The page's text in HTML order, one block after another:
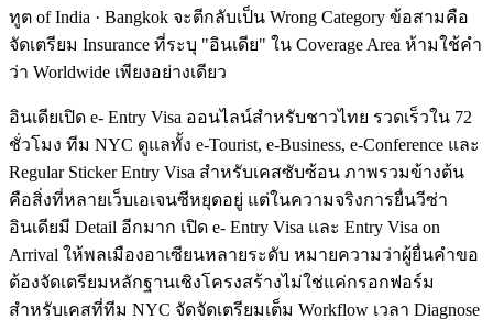
ทูต of India · Bangkok จะตีกลับเป็น Wrong Category ข้อสามคือ
จัดเตรียม Insurance ที่ระบุ "อินเดีย" ใน Coverage Area ห้ามใช้คำ
ว่า Worldwide เพียงอย่างเดียว
อินเดียเปิด e- Entry Visa ออนไลน์สำหรับชาวไทย รวดเร็วใน 72
ชั่วโมง ทีม NYC ดูแลทั้ง e-Tourist, e-Business, e-Conference และ
Regular Sticker Entry Visa สำหรับเคสซับซ้อน ภาพรวมข้างต้น
คือสิ่งที่หลายเว็บเอเจนซีหยุดอยู่ แต่ในความจริงการยื่นวีซ่า
อินเดียมี Detail อีกมาก เปิด e- Entry Visa และ Entry Visa on
Arrival ให้พลเมืองอาเซียนหลายระดับ หมายความว่าผู้ยื่นคำขอ
ต้องจัดเตรียมหลักฐานเชิงโครงสร้างไม่ใช่แค่กรอกฟอร์ม
สำหรับเคสที่ทีม NYC จัดจัดเตรียมเต็ม Workflow เวลา Diagnose